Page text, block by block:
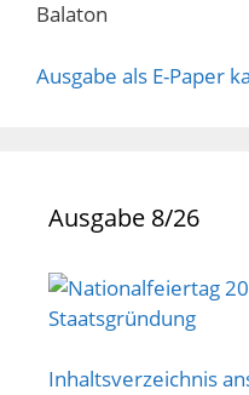
Balaton
Ausgabe als E-Paper
Ausgabe 8/26
Inhaltsverzeichnis